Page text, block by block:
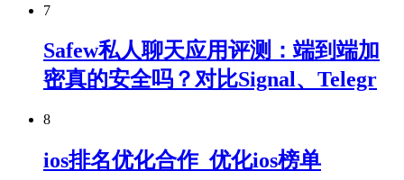
7
Safew私人聊天应用评测：端到端加
密真的安全吗？对比Signal、Telegr
8
ios排名优化合作_优化ios榜单